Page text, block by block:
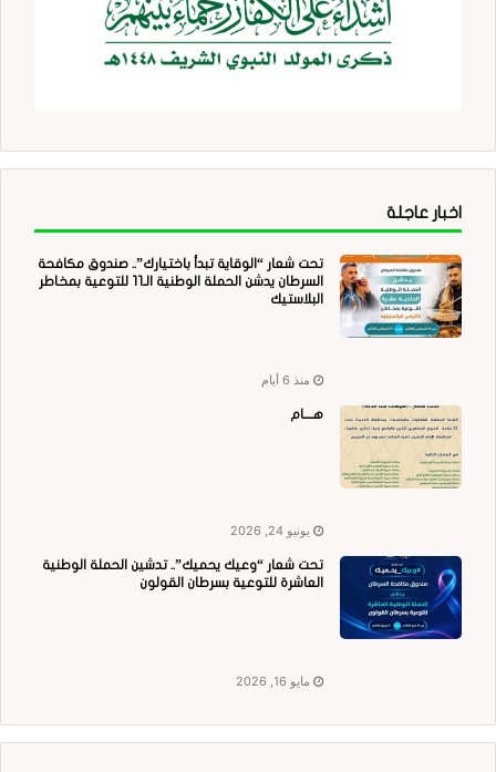
اخبار عاجلة
تحت شعار “الوقاية تبدأ باختيارك”.. صندوق مكافحة
السرطان يدشن الحملة الوطنية الـ11 للتوعية بمخاطر
البلاستيك
منذ 6 أيام
هــــام
يونيو 24, 2026
تحت شعار “وعيك يحميك”.. تدشين الحملة الوطنية
العاشرة للتوعية بسرطان القولون
مايو 16, 2026